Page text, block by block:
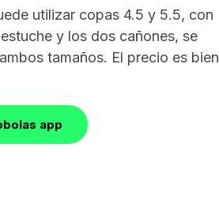
utilizar copas 4.5 y 5.5, con
y los dos cañones, se
tamaños. El precio es bien
app